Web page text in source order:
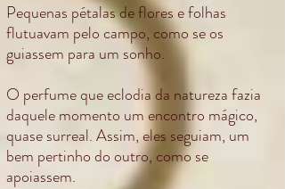
Pequenas pétalas de flores e folhas
flutuavam pelo campo, como se os
guiassem para um sonho.
O perfume que eclodia da natureza fazia
daquele momento um encontro mágico,
quase surreal. Assim, eles seguiam, um
bem pertinho do outro, como se
apoiassem.